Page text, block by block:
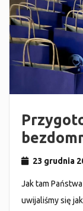
23 grudnia
Jak tam
uwijaliśmy się